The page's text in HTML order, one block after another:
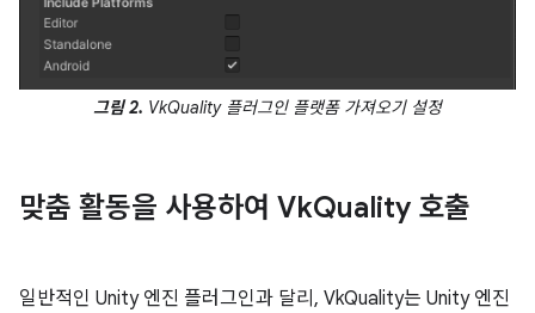
그림 2. VkQuality 플러그인 플랫폼 가져오기 설정
맞춤 활동을 사용하여 VkQuality 호출
일반적인 Unity 엔진 플러그인과 달리, VkQuality는 Unity 엔진